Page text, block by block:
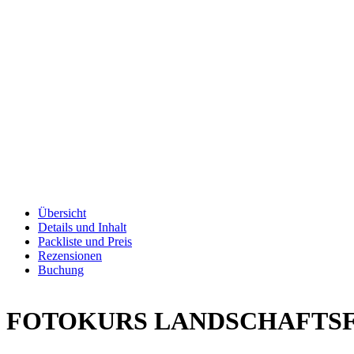
Übersicht
Details und Inhalt
Packliste und Preis
Rezensionen
Buchung
FOTOKURS